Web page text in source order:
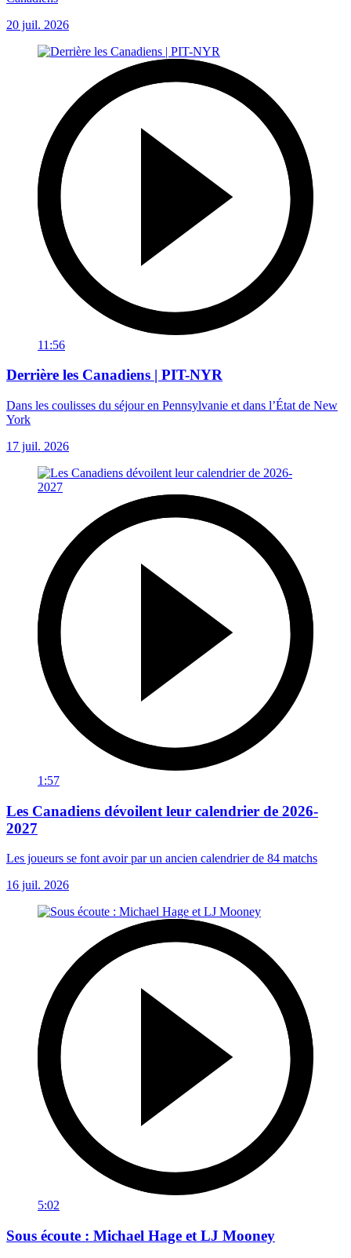
20 juil. 2026
11:56
Derrière les Canadiens | PIT-NYR
Dans les coulisses du séjour en Pennsylvanie et dans l’État de New
York
17 juil. 2026
1:57
Les Canadiens dévoilent leur calendrier de 2026-
2027
Les joueurs se font avoir par un ancien calendrier de 84 matchs
16 juil. 2026
5:02
Sous écoute : Michael Hage et LJ Mooney